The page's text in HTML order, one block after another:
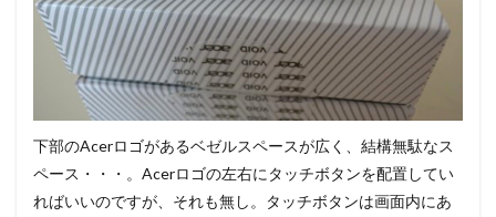
下部のAcerロゴがあるベゼルスペースが広く、結構無駄なス
ペース・・・。Acerロゴの左右にタッチボタンを配置してい
ればいいのですが、それも無し。タッチボタンは画面内にあ